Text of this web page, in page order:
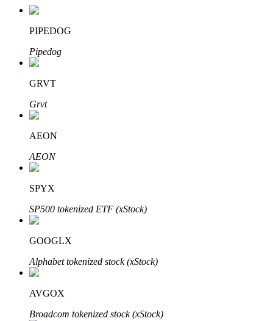
定投理财
享受活期理財及長期收益
學習理財
了解如何賺取穩定收入
Bitrue AI
PIPEDOG
Pipedog
GRVT
Grvt
AEON
AEON
SPYX
SP500 tokenized ETF (xStock)
GOOGLX
Alphabet tokenized stock (xStock)
AVGOX
Broadcom tokenized stock (xStock)